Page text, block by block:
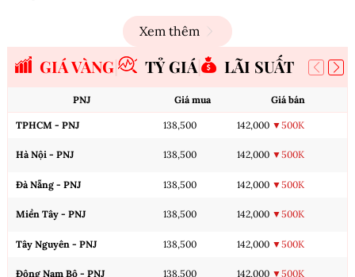
Xem thêm
GIÁ VÀNG TỶ GIÁ LÃI SUẤT
PNJ Giá mua Giá bán
TPHCM - PNJ 138,500 142,000 ▼500K
Hà Nội - PNJ 138,500 142,000 ▼500K
Đà Nẵng - PNJ 138,500 142,000 ▼500K
Miền Tây - PNJ 138,500 142,000 ▼500K
Tây Nguyên - PNJ 138,500 142,000 ▼500K
Đông Nam Bộ - PNJ 138,500 142,000 ▼500K